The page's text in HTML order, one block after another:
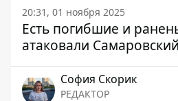
20:31, 01 ноября 2025
Есть погибшие и
атаковали
София Скорик
РЕДАКТОР